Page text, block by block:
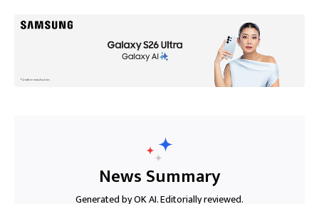
News Summary
Generated by OK AI. Editorially reviewed.